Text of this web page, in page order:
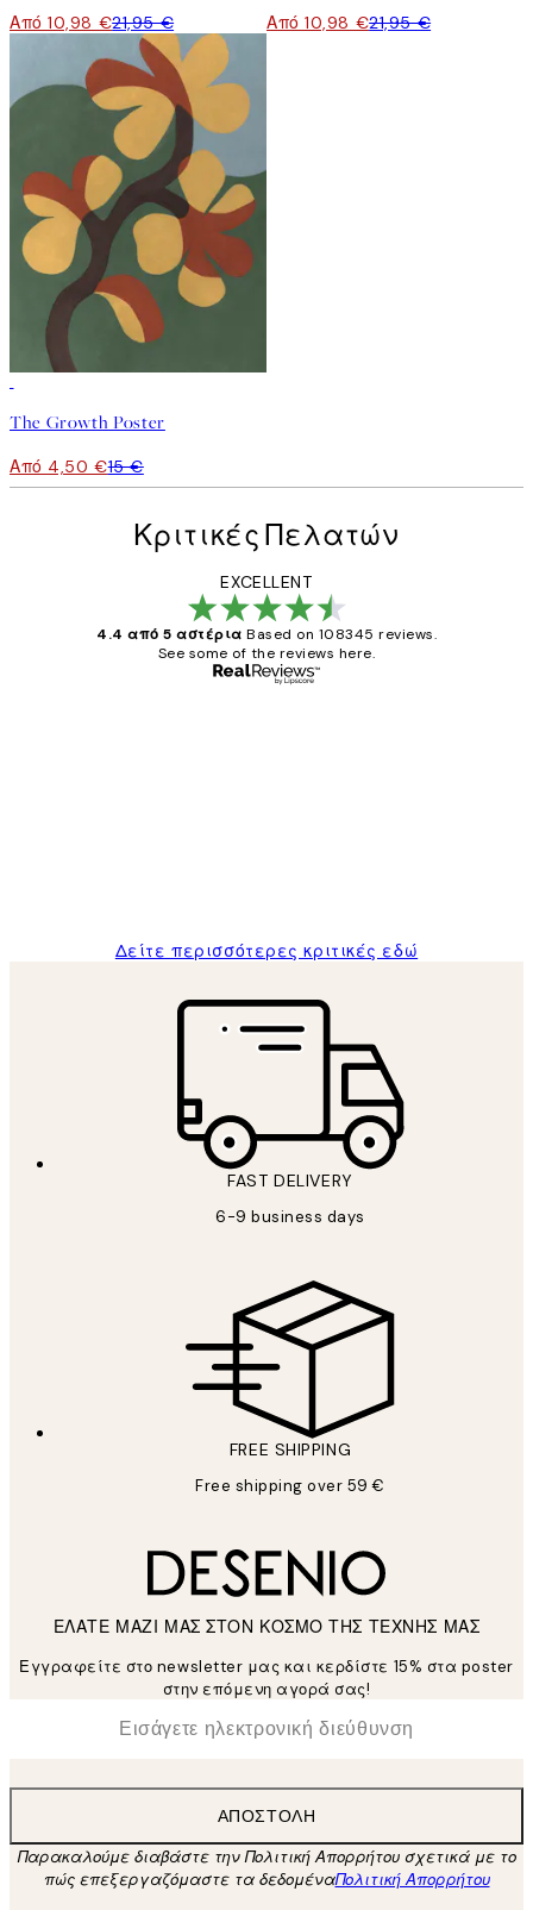
Από 10,98 €21,95 € Από 10,98 €21,95 €
The Growth Poster
Από 4,50 €15 €
Κριτικές Πελατών
EXCELLENT
4.4 από 5 αστέρια Based on 108345 reviews.
See some of the reviews here.
Δείτε περισσότερες κριτικές εδώ
FAST DELIVERY
6-9 business days
FREE SHIPPING
Free shipping over 59 €
ΕΛΑΤΕ ΜΑΖΙ ΜΑΣ ΣΤΟΝ ΚΟΣΜΟ ΤΗΣ ΤΕΧΝΗΣ ΜΑΣ
Εγγραφείτε στο newsletter μας και κερδίστε 15% στα poster
στην επόμενη αγορά σας!
Ηλεκτρονική Διεύθυνση
ΑΠΟΣΤΟΛΉ
Παρακαλούμε διαβάστε την Πολιτική Απορρήτου σχετικά με το
πώς επεξεργαζόμαστε τα δεδομέναΠολιτική Απορρήτου